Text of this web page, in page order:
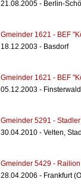
21.08.2005 - Berlin-
Gmeinder 1621 - BEF
18.12.2003 - Basdorf
Gmeinder 1621 - BEF
05.12.2003 -
Gmeinder 5291 -
30.04.2010 - Velten,
Gmeinder 5429 -
28.04.2006 - Frankfurt